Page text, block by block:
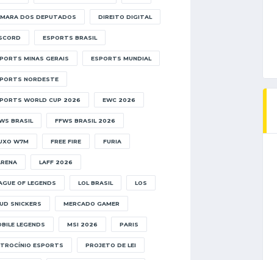
DOS DEPUTADOS DIREITO DIGITAL
ESPORTS BRASIL
MINAS GERAIS ESPORTS MUNDIAL
NORDESTE
WORLD CUP 2026 EWC 2026
BRASIL FFWS BRASIL 2026
W7M FREE FIRE FURIA
LAFF 2026
OF LEGENDS LOL BRASIL LOS
SNICKERS MERCADO GAMER
LEGENDS MSI 2026 PARIS
ESPORTS PROJETO DE LEI